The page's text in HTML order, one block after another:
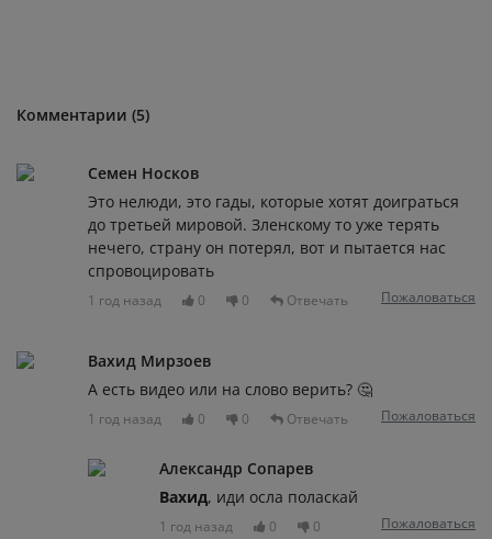
Комментарии (5)
Семен Носков
Это нелюди, это гады, которые хотят доиграться
до третьей мировой. Зленскому то уже терять
нечего, страну он потерял, вот и пытается нас
спровоцировать
1 год назад 0 0 Отвечать Пожаловаться
Вахид Мирзоев
А есть видео или на слово верить? 🤔
1 год назад 0 0 Отвечать Пожаловаться
Александр Сопарев
Вахид, иди осла поласкай
1 год назад 0 0 Пожаловаться